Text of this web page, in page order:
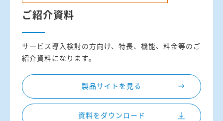
ご紹介資料
サービス導入検討の方向け、特長、機能、料金等のご
紹介資料になります。
製品サイトを見る
資料をダウンロード